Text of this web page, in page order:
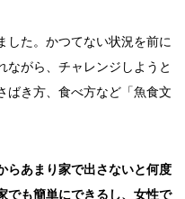
した。かつてない状況を前に
ながら、チャレンジしようと
ばき方、食べ方など「魚食文
らあまり家で出さないと何度
でも簡単にできるし、女性で